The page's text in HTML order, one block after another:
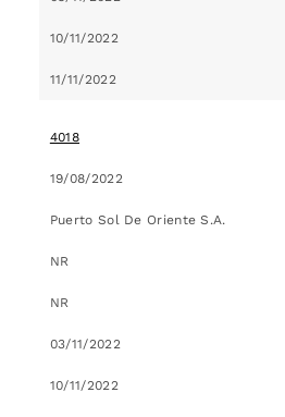
10/11/2022
11/11/2022
4018
19/08/2022
Puerto Sol De Oriente S.A.
NR
NR
03/11/2022
10/11/2022